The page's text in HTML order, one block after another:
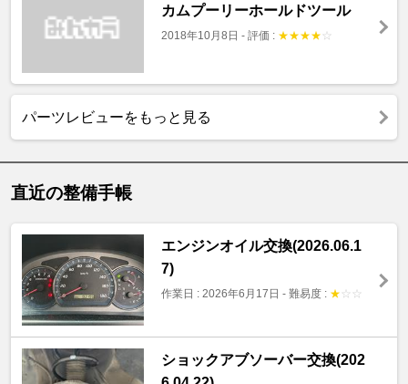
カムプーリーホールドツール
2018年10月8日 - 評価 : ★★★★ ☆
パーツレビューをもっと見る
直近の整備手帳
エンジンオイル交換(2026.06.1
7)
作業日 : 2026年6月17日 - 難易度 : ★ ☆ ☆
ショックアブソーバー交換(202